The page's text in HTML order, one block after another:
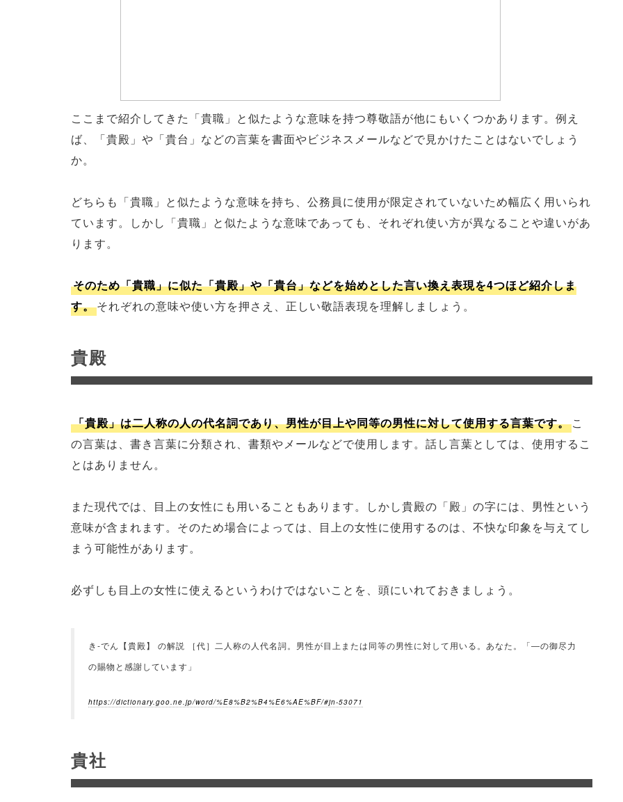
ここまで紹介してきた「貴職」と似たような意味を持つ尊敬語が他にもいくつかあります。例え
ば、「貴殿」や「貴台」などの言葉を書面やビジネスメールなどで見かけたことはないでしょう
か。
どちらも「貴職」と似たような意味を持ち、公務員に使用が限定されていないため幅広く用いられ
ています。しかし「貴職」と似たような意味であっても、それぞれ使い方が異なることや違いがあ
ります。
そのため「貴職」に似た「貴殿」や「貴台」などを始めとした言い換え表現を4つほど紹介しま
す。それぞれの意味や使い方を押さえ、正しい敬語表現を理解しましょう。
貴殿
「貴殿」は二人称の人の代名詞であり、男性が目上や同等の男性に対して使用する言葉です。 こ
の言葉は、書き言葉に分類され、書類やメールなどで使用します。話し言葉としては、使用するこ
とはありません。
また現代では、目上の女性にも用いることもあります。しかし貴殿の「殿」の字には、男性という
意味が含まれます。そのため場合によっては、目上の女性に使用するのは、不快な印象を与えてし
まう可能性があります。
必ずしも目上の女性に使えるというわけではないことを、頭にいれておきましょう。
き‐でん【貴殿】 の解説 ［代］二人称の人代名詞。男性が目上または同等の男性に対して用いる。あなた。「―の御尽力
の賜物と感謝しています」
https://dictionary.goo.ne.jp/word/%E8%B2%B4%E6%AE%BF/#jn-53071
貴社